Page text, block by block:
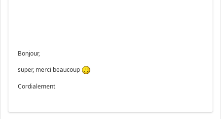
Bonjour,
super, merci beaucoup
Cordialement